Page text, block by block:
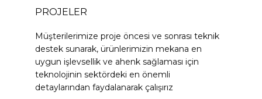
PROJELER
Müşterilerimize proje öncesi ve sonrası teknik
destek sunarak, ürünlerimizin mekana en
uygun işlevsellik ve ahenk sağlaması için
teknolojinin sektördeki en önemli
detaylarından faydalanarak çalışırız